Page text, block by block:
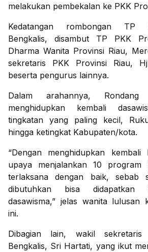
melakukan pembekalan ke PKK
Kedatangan rombongan TP
Bengkalis, disambut TP PKK
Dharma Wanita Provinsi Riau,
sekretaris PKK Provinsi Riau,
beserta pengurus lainnya.
Dalam arahannya,
menghidupkan kembali
tingkatan yang paling kecil,
hingga ketingkat Kabupaten/kota.
“Dengan menghidupkan kembali
upaya menjalankan 10
terlaksana dengan baik, sebab
dibutuhkan bisa didapatkan
dasawisma,” jelas wanita lulusan
ini.
Dibagian lain, wakil sekretaris
Bengkalis, Sri Hartati, yang ikut